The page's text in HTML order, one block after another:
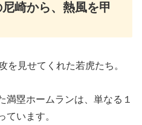
崎から、熱風を甲
を見せてくれた若虎たち。
塁ホームランは、単なる１
ています。